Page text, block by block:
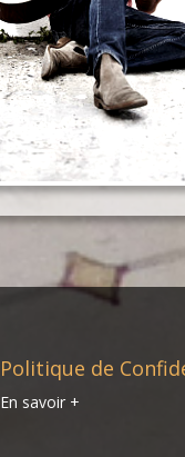
Politique de
En savoir +